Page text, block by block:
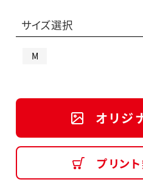
サイズ選択
M
オリジ
プリン